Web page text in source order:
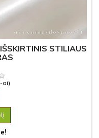
STILIAUS
ai)